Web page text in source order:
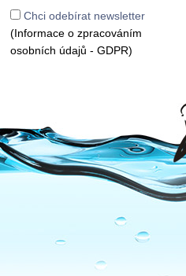
Chci odebírat newsletter
(Informace o zpracováním
osobních údajů - GDPR)